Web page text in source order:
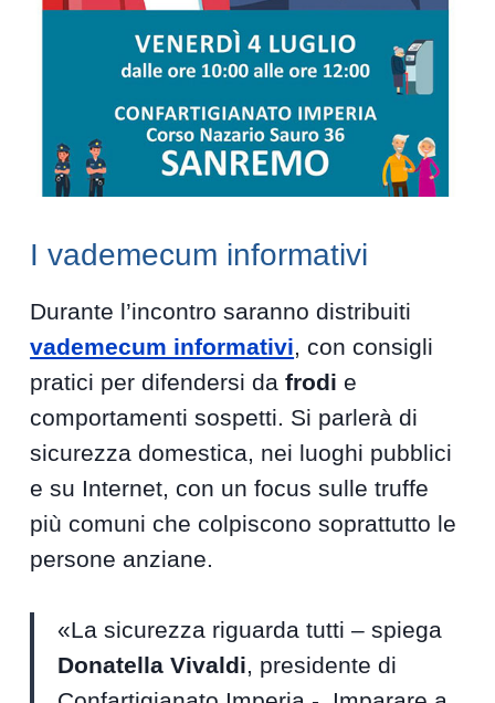
I vademecum informativi
Durante l’incontro saranno distribuiti
vademecum informativi, con consigli
pratici per difendersi dafrodi e
comportamenti sospetti. Si parlerà di
sicurezza domestica, nei luoghi pubblici
e su Internet, con un focus sulle truffe
più comuni che colpiscono soprattutto le
persone anziane.
«La sicurezza riguarda tutti – spiega
Donatella Vivaldi, presidente di